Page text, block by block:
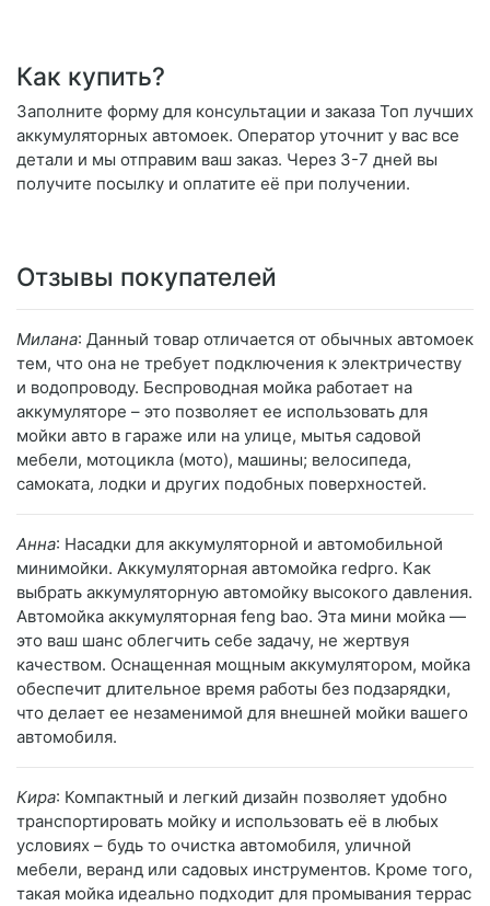
Как купить?
Заполните форму для консультации и заказа Топ лучших
аккумуляторных автомоек. Оператор уточнит у вас все
детали и мы отправим ваш заказ. Через 3-7 дней вы
получите посылку и оплатите её при получении.
Отзывы покупателей
Милана: Данный товар отличается от обычных автомоек
тем, что она не требует подключения к электричеству
и водопроводу. Беспроводная мойка работает на
аккумуляторе – это позволяет ее использовать для
мойки авто в гараже или на улице, мытья садовой
мебели, мотоцикла (мото), машины; велосипеда,
самоката, лодки и других подобных поверхностей.
Анна: Насадки для аккумуляторной и автомобильной
минимойки. Аккумуляторная автомойка redpro. Как
выбрать аккумуляторную автомойку высокого давления.
Автомойка аккумуляторная feng bao. Эта мини мойка —
это ваш шанс облегчить себе задачу, не жертвуя
качеством. Оснащенная мощным аккумулятором, мойка
обеспечит длительное время работы без подзарядки,
что делает ее незаменимой для внешней мойки вашего
автомобиля.
Кира: Компактный и легкий дизайн позволяет удобно
транспортировать мойку и использовать её в любых
условиях – будь то очистка автомобиля, уличной
мебели, веранд или садовых инструментов. Кроме того,
такая мойка идеально подходит для промывания террас